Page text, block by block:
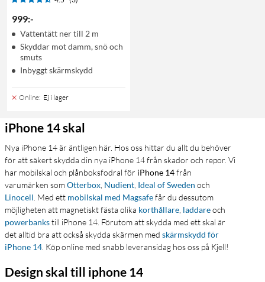
999:-
Vattentätt ner till 2 m
Skyddar mot damm, snö och
smuts
Inbyggt skärmskydd
Online: Ej i lager
iPhone 14 skal
Nya iPhone 14 är äntligen här. Hos oss hittar du allt du behöver
för att säkert skydda din nya iPhone 14 från skador och repor. Vi
har mobilskal och plånboksfodral för iPhone 14från
varumärken somOtterbox Nudient Ideal of Sweden och
Linocell . Med ett mobilskal med Magsafefår du dessutom
möjligheten att magnetiskt fästa olika korthållare laddareoch
powerbankstill iPhone 14. Förutom att skydda med ett skal är
det alltid bra att också skydda skärmen med skärmskydd för
iPhone 14 . Köp online med snabb leveransidag hos oss på Kjell!
Design skal till iphone 14